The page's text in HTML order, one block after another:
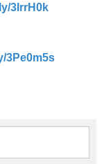
3IrrH0k
3Pe0m5s